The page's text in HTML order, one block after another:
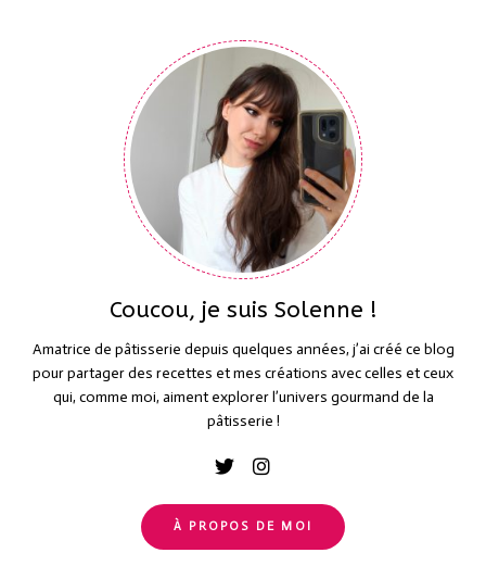
Coucou, je suis Solenne !
Amatrice de pâtisserie depuis quelques années, j’ai créé ce blog
pour partager des recettes et mes créations avec celles et ceux
qui, comme moi, aiment explorer l’univers gourmand de la
pâtisserie !
À PROPOS DE MOI